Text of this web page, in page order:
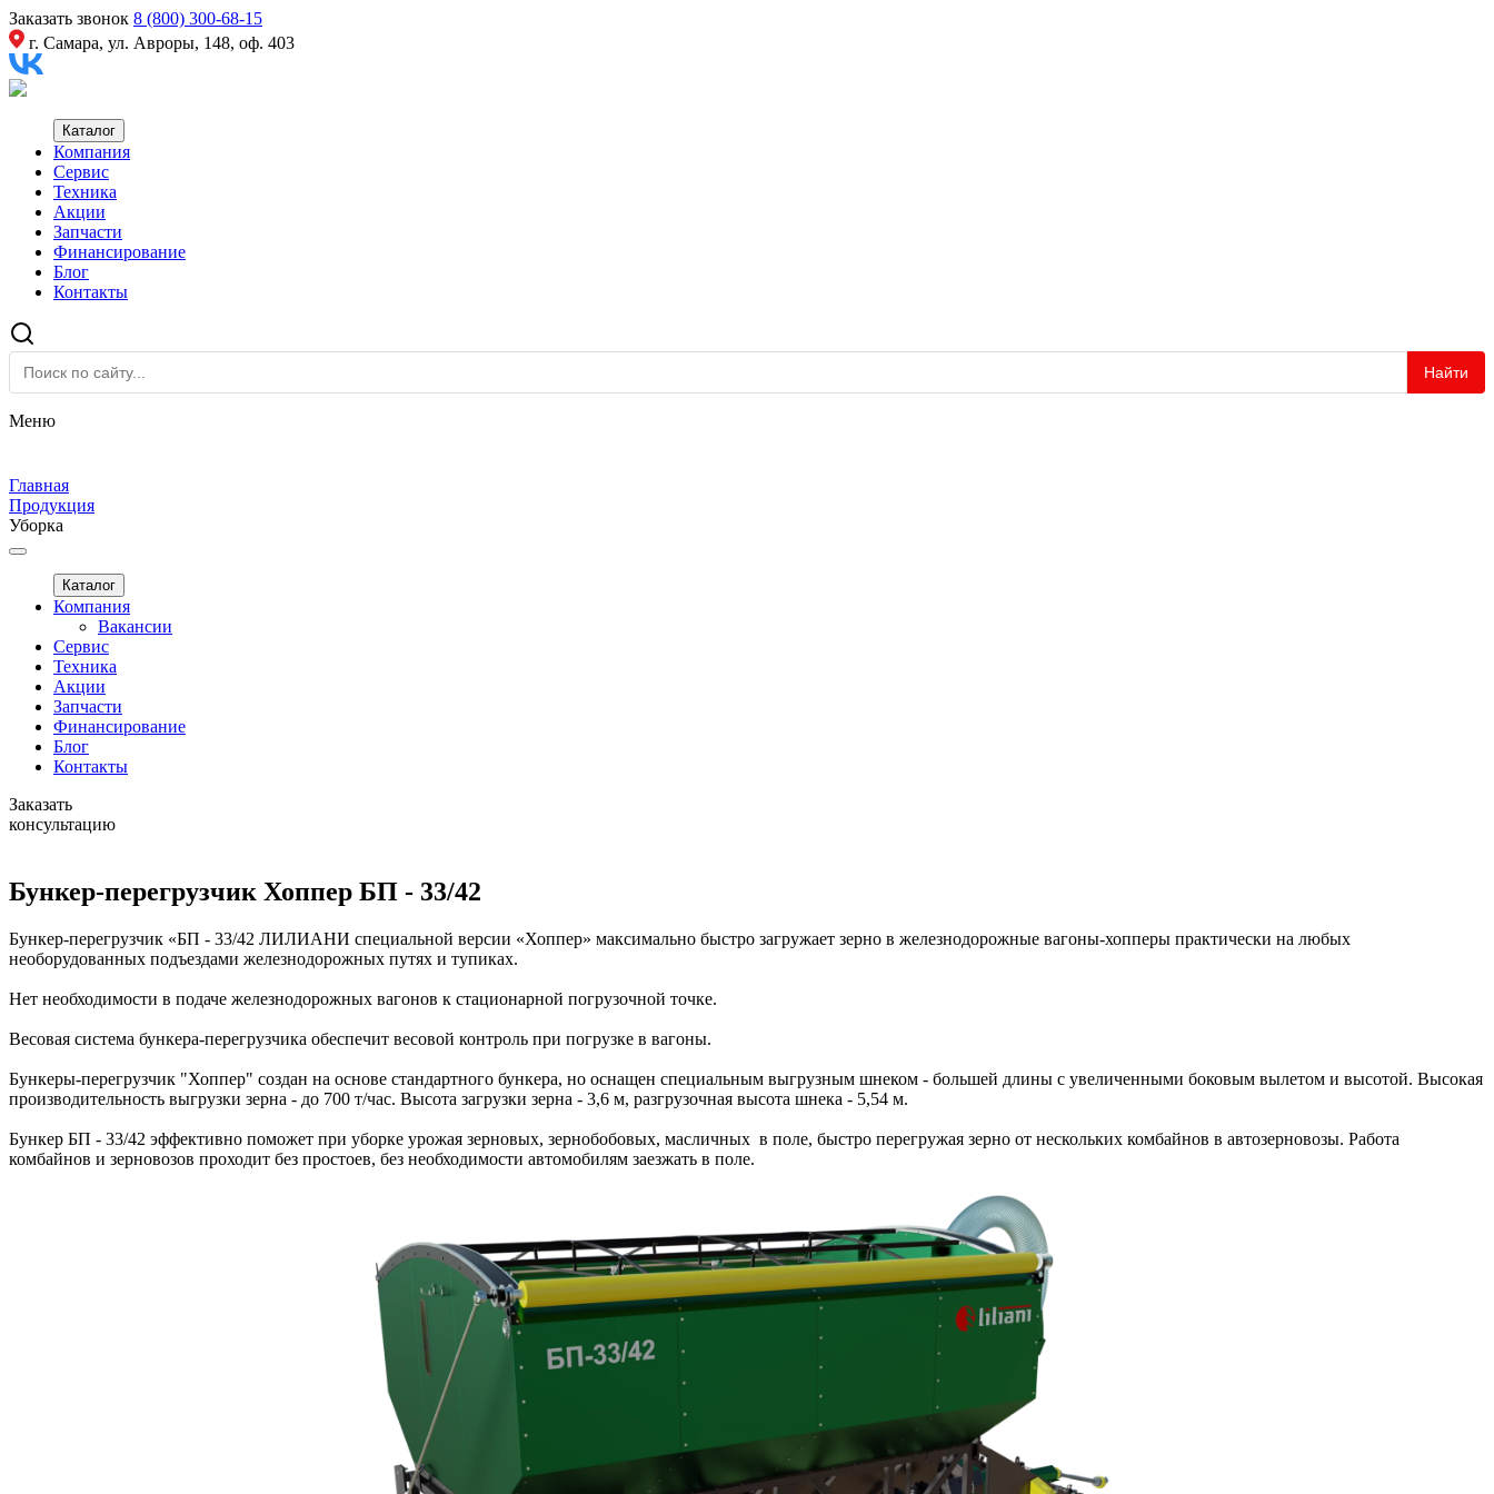
Заказать звонок 8 (800) 300-68-15
г. Самара, ул. Авроры, 148, оф. 403
Каталог
Компания
Сервис
Техника
Акции
Запчасти
Финансирование
Блог
Контакты
Найти
Меню
Главная
Продукция
Уборка
Каталог
Компания
Вакансии
Сервис
Техника
Акции
Запчасти
Финансирование
Блог
Контакты
Заказать
консультацию
Бункер-перегрузчик Хоппер БП - 33/42
Бункер-перегрузчик «БП - 33/42 ЛИЛИАНИ специальной версии «Хоппер» максимально быстро загружает зерно в железнодорожные вагоны-хопперы практически на любых
необорудованных подъездами железнодорожных путях и тупиках.
Нет необходимости в подаче железнодорожных вагонов к стационарной погрузочной точке.
Весовая система бункера-перегрузчика обеспечит весовой контроль при погрузке в вагоны.
Бункеры-перегрузчик "Хоппер" создан на основе стандартного бункера, но оснащен специальным выгрузным шнеком - большей длины с увеличенными боковым вылетом и высотой. Высокая
производительность выгрузки зерна - до 700 т/час. Высота загрузки зерна - 3,6 м, разгрузочная высота шнека - 5,54 м.
Бункер БП - 33/42 эффективно поможет при уборке урожая зерновых, зернобобовых, масличных в поле, быстро перегружая зерно от нескольких комбайнов в автозерновозы. Работа
комбайнов и зерновозов проходит без простоев, без необходимости автомобилям заезжать в поле.